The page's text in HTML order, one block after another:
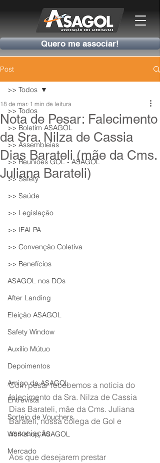
Quero me associar!
Post
>> Todos
>> Boletim ASAGOL
>> Assembleias
>> Reuniões GOL - ASAGOL
>> Safety
>> Saúde
>> Legislação
>> IFALPA
>> Convenção Coletiva
>> Benefícios
ASAGOL nos DOs
After Landing
Eleição ASAGOL
Safety Window
Auxílio Mútuo
Depoimentos
Amigo da ASAGOL
Entrevista
Sorteio de Vouchers
Workshop ASAGOL
Mercado
>> Todos
Nota de Pesar: Falecimento
da Sra. Nilza de Cassia
Dias Barateli (mãe da Cms.
Juliana Barateli)
18 de mar. 1 min de leitura
Com pesar recebemos a notícia do
falecimento da Sra. Nilza de Cassia
Dias Barateli, mãe da Cms. Juliana
Barateli, nossa colega de Gol e
associação.
Aos que desejarem prestar